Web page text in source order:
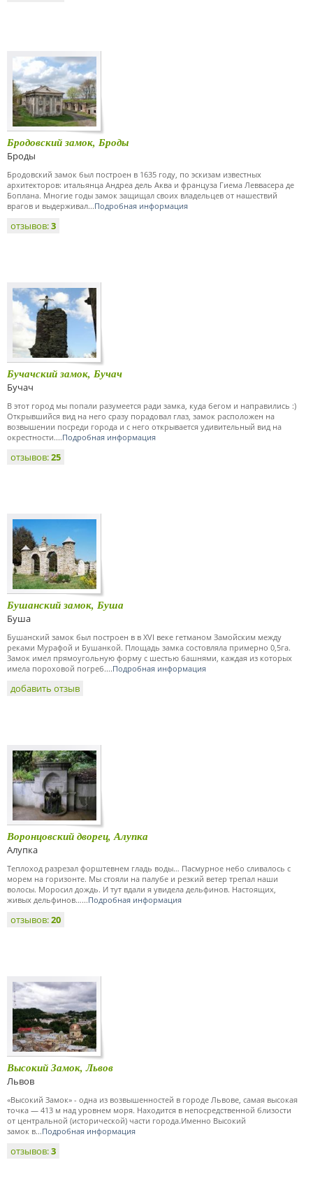
Бродовский замок, Броды
Броды
Бродовский замок был построен в 1635 году, по эскизам известных
архитекторов: итальянца Андреа дель Аква и француза Гиема Леввасера де
Боплана. Многие годы замок защищал своих владельцев от нашествий
врагов и выдерживал...Подробная информация
отзывов:3
Бучачский замок, Бучач
Бучач
В этот город мы попали разумеется ради замка, куда бегом и направились :)
Открывшийся вид на него сразу порадовал глаз, замок расположен на
возвышении посреди города и с него открывается удивительный вид на
окрестности....Подробная информация
отзывов:25
Бушанский замок, Буша
Буша
Бушанский замок был построен в в XVI веке гетманом Замойским между
реками Мурафой и Бушанкой. Площадь замка состовляла примерно 0,5га.
Замок имел прямоугольную форму с шестью башнями, каждая из которых
имела пороховой погреб....Подробная информация
добавить отзыв
Воронцовский дворец, Алупка
Алупка
Теплоход разрезал форштевнем гладь воды… Пасмурное небо сливалось с
морем на горизонте. Мы стояли на палубе и резкий ветер трепал наши
волосы. Моросил дождь. И тут вдали я увидела дельфинов. Настоящих,
живых дельфинов…...Подробная информация
отзывов:20
Высокий Замок, Львов
Львов
«Высокий Замок» - одна из возвышенностей в городе Львове, самая высокая
точка — 413 м над уровнем моря. Находится в непосредственной близости
от центральной (исторической) части города.Именно Высокий
замок в...Подробная информация
отзывов:3